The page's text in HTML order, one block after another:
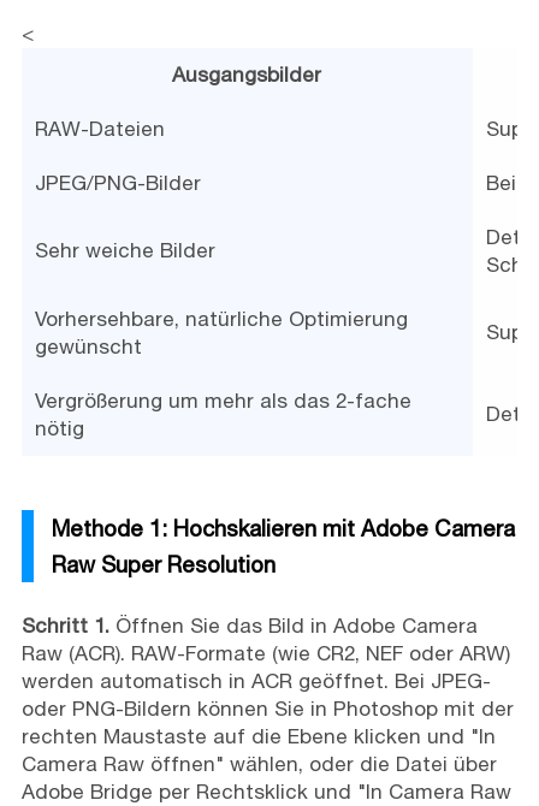
<
Ausgangsbilder
RAW-Dateien
JPEG/PNG-Bilder
Sehr weiche Bilder
Vorhersehbare, natürliche Optimierung
gewünscht
Vergrößerung um mehr als das 2-fache
nötig
Methode 1: Hochskalieren mit Adobe Camera
Raw Super Resolution
Schritt 1.Öffnen Sie das Bild in Adobe Camera
Raw (ACR). RAW-Formate (wie CR2, NEF oder ARW)
werden automatisch in ACR geöffnet. Bei JPEG-
oder PNG-Bildern können Sie in Photoshop mit der
rechten Maustaste auf die Ebene klicken und "In
Camera Raw öffnen" wählen, oder die Datei über
Adobe Bridge per Rechtsklick und "In Camera Raw